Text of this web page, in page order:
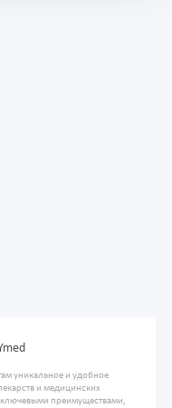
уникальное и удобное
и медицинских
ключевыми преимуществами,